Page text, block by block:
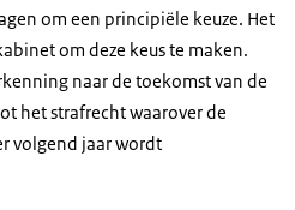
om een principiële keuze. Het
om deze keus te maken.
naar de toekomst van de
het strafrecht waarover de
volgend jaar wordt